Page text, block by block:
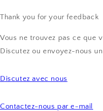
Thank you for your feedback
Vous ne trouvez pas ce que
Discutez ou envoyez-nous
Discutez avec nous
Contactez-nous par e-mail